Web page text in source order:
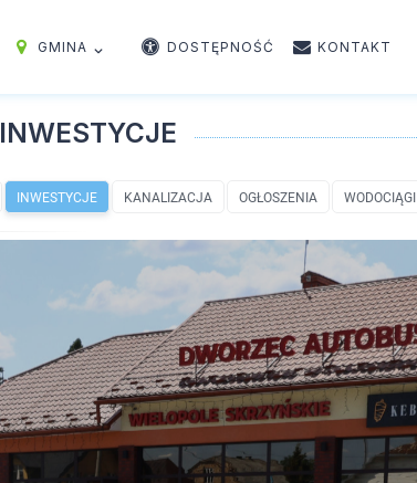
GMINA DOSTĘPNOŚĆ KONTAKT
INWESTYCJE
INWESTYCJE KANALIZACJA OGŁOSZENIA WODOCIĄGI